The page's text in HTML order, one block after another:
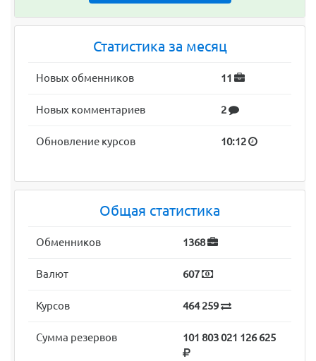
Статистика за месяц
Новых обменников 11
Новых комментариев 2
Обновление курсов 10:12
Общая статистика
Обменников 1368
Валют 607
Курсов 464 259
Сумма резервов 101 803 021 126 625